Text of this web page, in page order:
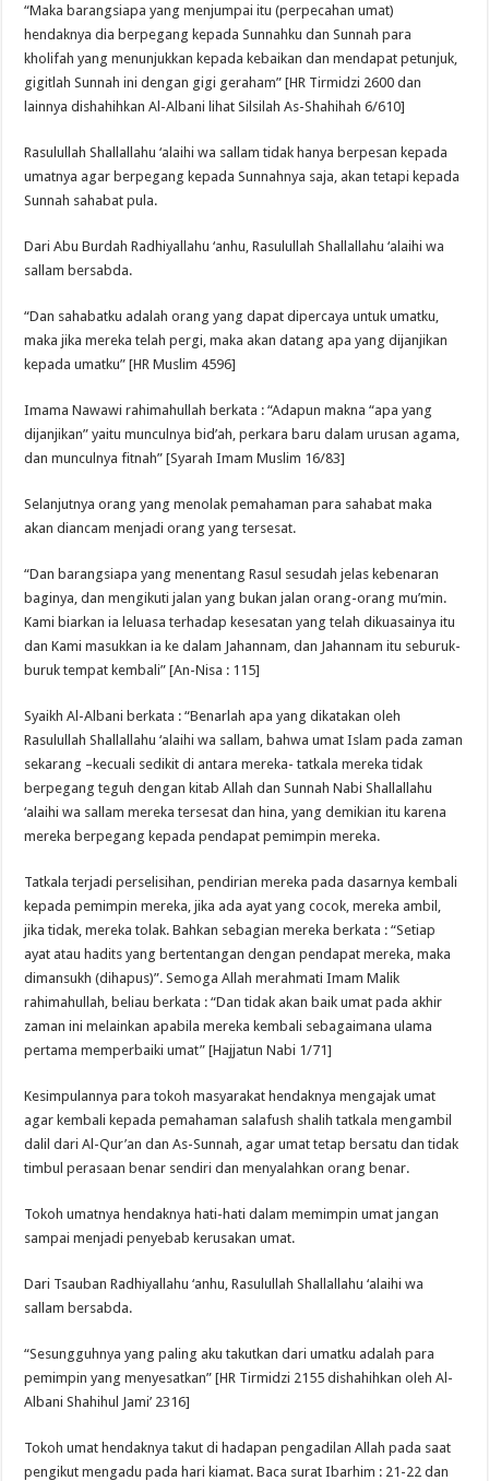
“Maka barangsiapa yang menjumpai itu (perpecahan umat)
hendaknya dia berpegang kepada Sunnahku dan Sunnah para
kholifah yang menunjukkan kepada kebaikan dan mendapat petunjuk,
gigitlah Sunnah ini dengan gigi geraham” [HR Tirmidzi 2600 dan
lainnya dishahihkan Al-Albani lihat Silsilah As-Shahihah 6/610]
Rasulullah Shallallahu ‘alaihi wa sallam tidak hanya berpesan kepada
umatnya agar berpegang kepada Sunnahnya saja, akan tetapi kepada
Sunnah sahabat pula.
Dari Abu Burdah Radhiyallahu ‘anhu, Rasulullah Shallallahu ‘alaihi wa
sallam bersabda.
“Dan sahabatku adalah orang yang dapat dipercaya untuk umatku,
maka jika mereka telah pergi, maka akan datang apa yang dijanjikan
kepada umatku” [HR Muslim 4596]
Imama Nawawi rahimahullah berkata : “Adapun makna “apa yang
dijanjikan” yaitu munculnya bid’ah, perkara baru dalam urusan agama,
dan munculnya fitnah” [Syarah Imam Muslim 16/83]
Selanjutnya orang yang menolak pemahaman para sahabat maka
akan diancam menjadi orang yang tersesat.
“Dan barangsiapa yang menentang Rasul sesudah jelas kebenaran
baginya, dan mengikuti jalan yang bukan jalan orang-orang mu’min.
Kami biarkan ia leluasa terhadap kesesatan yang telah dikuasainya itu
dan Kami masukkan ia ke dalam Jahannam, dan Jahannam itu seburuk-
buruk tempat kembali” [An-Nisa : 115]
Syaikh Al-Albani berkata : “Benarlah apa yang dikatakan oleh
Rasulullah Shallallahu ‘alaihi wa sallam, bahwa umat Islam pada zaman
sekarang –kecuali sedikit di antara mereka- tatkala mereka tidak
berpegang teguh dengan kitab Allah dan Sunnah Nabi Shallallahu
‘alaihi wa sallam mereka tersesat dan hina, yang demikian itu karena
mereka berpegang kepada pendapat pemimpin mereka.
Tatkala terjadi perselisihan, pendirian mereka pada dasarnya kembali
kepada pemimpin mereka, jika ada ayat yang cocok, mereka ambil,
jika tidak, mereka tolak. Bahkan sebagian mereka berkata : “Setiap
ayat atau hadits yang bertentangan dengan pendapat mereka, maka
dimansukh (dihapus)”. Semoga Allah merahmati Imam Malik
rahimahullah, beliau berkata : “Dan tidak akan baik umat pada akhir
zaman ini melainkan apabila mereka kembali sebagaimana ulama
pertama memperbaiki umat” [Hajjatun Nabi 1/71]
Kesimpulannya para tokoh masyarakat hendaknya mengajak umat
agar kembali kepada pemahaman salafush shalih tatkala mengambil
dalil dari Al-Qur’an dan As-Sunnah, agar umat tetap bersatu dan tidak
timbul perasaan benar sendiri dan menyalahkan orang benar.
Tokoh umatnya hendaknya hati-hati dalam memimpin umat jangan
sampai menjadi penyebab kerusakan umat.
Dari Tsauban Radhiyallahu ‘anhu, Rasulullah Shallallahu ‘alaihi wa
sallam bersabda.
“Sesungguhnya yang paling aku takutkan dari umatku adalah para
pemimpin yang menyesatkan” [HR Tirmidzi 2155 dishahihkan oleh Al-
Albani Shahihul Jami’ 2316]
Tokoh umat hendaknya takut di hadapan pengadilan Allah pada saat
pengikut mengadu pada hari kiamat. Baca surat Ibarhim : 21-22 dan